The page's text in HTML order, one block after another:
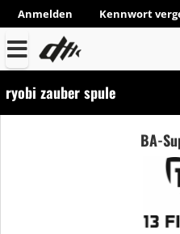
Anmelden Kennwort
ryobi zauber spule
BA-